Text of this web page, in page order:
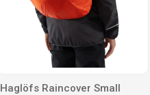
Haglöfs Raincover Small